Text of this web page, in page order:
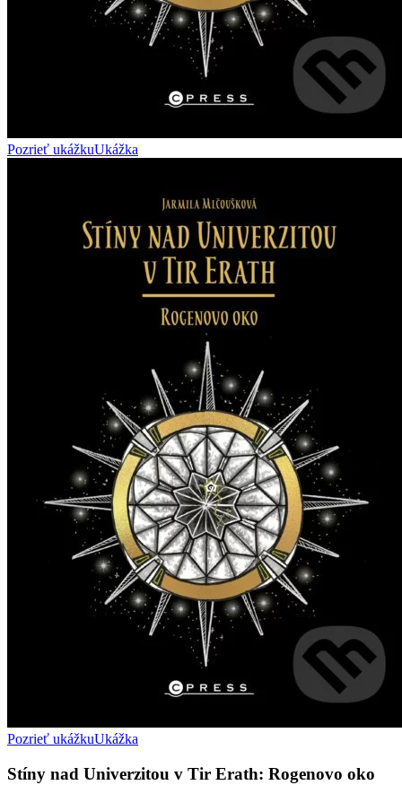
Pozrieť ukážkuUkážka
Pozrieť ukážkuUkážka
Stíny nad Univerzitou v Tir Erath: Rogenovo oko